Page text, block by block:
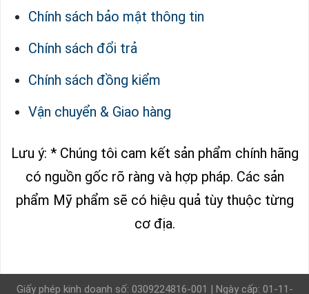
Chính sách bảo mật thông tin
Chính sách đổi trả
Chính sách đồng kiểm
Vận chuyển & Giao hàng
Lưu ý: * Chúng tôi cam kết sản phẩm chính hãng
có nguồn gốc rõ ràng và hợp pháp. Các sản
phẩm Mỹ phẩm sẽ có hiệu quả tùy thuộc từng
cơ địa.
Giấy phép kinh doanh số: 0309224816-001 | Ngày cấp: 01-11-